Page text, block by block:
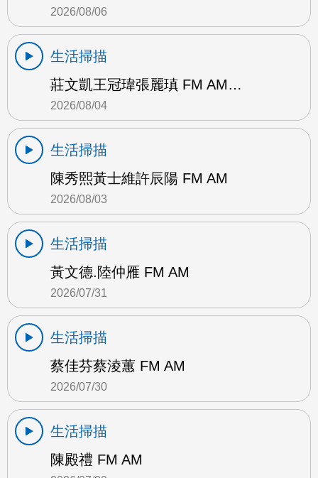
2026/08/06
生活掃描
莊文凱王冠瑋張麗瑱 FM AM…
2026/08/04
生活掃描
陳秀熙黃士維許辰陽 FM AM
2026/08/03
生活掃描
黃文德.陸仲雁 FM AM
2026/07/31
生活掃描
蔡佳芬蔡淩蕙 FM AM
2026/07/30
生活掃描
陳殿禮 FM AM